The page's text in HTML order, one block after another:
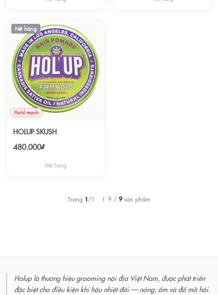
Hết hàng
Hold mạnh
HOLUP SKUSH
480.000₫
Hết hàng
Trang 1/1 – 1–9 / 9sản phẩm
Holup là thương hiệu grooming nội địa Việt Nam, được phát triển
đặc biệt cho điều kiện khí hậu nhiệt đới — nóng, ẩm và đổ mồ hôi.